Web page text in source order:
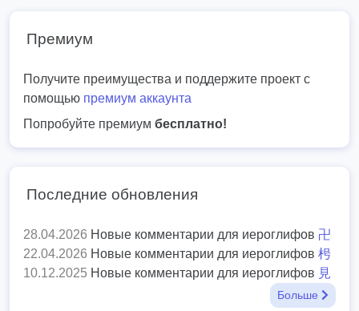
Премиум
Получите преимущества и поддержите проект с
помощью премиум аккаунта
Попробуйте премиум бесплатно!
Последние обновления
28.04.2026 Новые комментарии для иероглифов 卍
22.04.2026 Новые комментарии для иероглифов 枵
10.12.2025 Новые комментарии для иероглифов 見
Больше